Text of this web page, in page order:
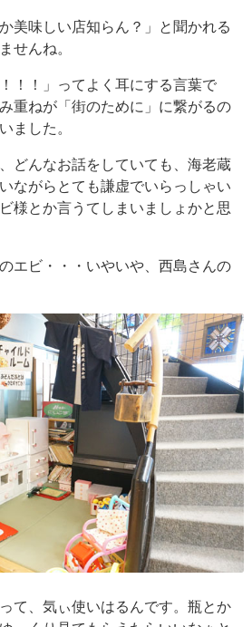
美味しい店知らん？」と聞かれる
せんね。
！！」ってよく耳にする言葉で
重ねが「街のために」に繋がるの
ました。
どんなお話をしていても、海老蔵
ながらとても謙虚でいらっしゃい
様とか言うてしまいましょかと思
エビ・・・いやいや、西島さんの
て、気ぃ使いはるんです。瓶とか